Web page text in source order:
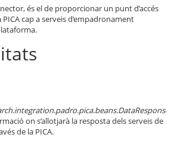
és el de proporcionar un punt d’accés
cap a serveis d’empadronament
on s’allotjarà la resposta dels serveis de
de la PICA.